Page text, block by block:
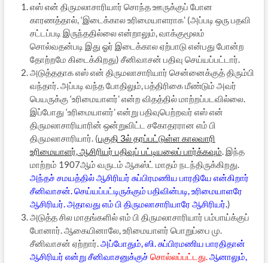
எஸ் என் திருமலாசாரியார் சொந்த ஊருக்குப் போன
காரணத்தால், ‘இடைக்கால உரிமையாளராக’ (அப்படி ஒரு பதவி
சட்டப்படி இருந்ததில்லை என்றாலும், வாக்குமூலம்
சொல்வதன்படி இது ஓர் இடைக்கால ஏற்பாடு என்பது போன்ற
தோற்றமே கிடைக்கிறது) சீனிவாசன் பதிவு செய்யப்பட்டார்.
அடுத்ததாக எஸ் என் திருமலாசாரியார் சென்னைக்குத் திரும்பி
வந்தார். அப்படி வந்த போதிலும், பத்திரிகை மீண்டும் அவர்
பெயருக்கு ‘உரிமையாளர்’ என்ற விதத்தில் மாற்றப்படவில்லை.
இப்போது ‘உரிமையாளர்’ என்று பதிவுபெற்றவர் எஸ் என்
திருமலாசாரியாரின் ஒன்றுவிட்ட சகோதரரான எம் பி
திருமலாசாரியார். (பகுதி 3ல் தரப்பட்டுள்ள காலவாரி
உரிமையாளர், ஆசிரியர் பதிவுப் பட்டியலைப் பார்க்கவும். இந்த
மாற்றம் 1907ஆம் வருடம் ஆகஸ்ட் மாதம் நடந்திருக்கிறது.
அந்தச் சமயத்தில் ஆசிரியர் சுப்பிரமணிய பாரதியே என்கிறார்
சீனிவாசன். செய்யப்பட்டிருக்கும் பதிவின்படி, உரிமையாளரே
ஆசிரியர். அதாவது எம் பி திருமலாசாரியாரே ஆசிரியர்.)
அடுத்த சில மாதங்களில் எம் பி திருமலாசாரியார் பம்பாய்க்குப்
போனார். ஆகையினாலே, உரிமையாளர் பொறுப்பை மு.
சீனிவாசன் ஏற்றார்.அப்போதும், ஸி. சுப்பிரமணிய பாரதிதான்
ஆசிரியர் என்று சீனிவாசனுக்குச்சொல்லப்பட்டது.ஆனாலும்,